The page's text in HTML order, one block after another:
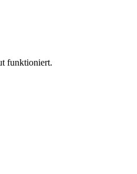
funktioniert.